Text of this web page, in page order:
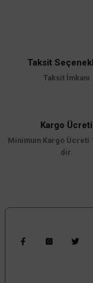
Ürün resmi kalitesiz,
Ürün fiyatı diğer
Bu ürüne benzer farklı
Taksit
Taksit İmkanı
Kargo Ücreti
Minimum Kargo Ücreti
dir.